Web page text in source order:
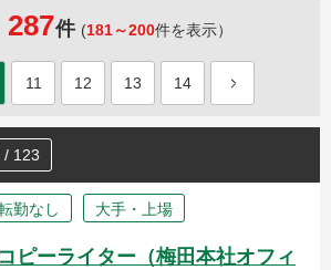
287件 (181～200件を表示）
11 12 13 14
/ 123
勤なし 大手・上場
ピーライター（梅田本社オフィ